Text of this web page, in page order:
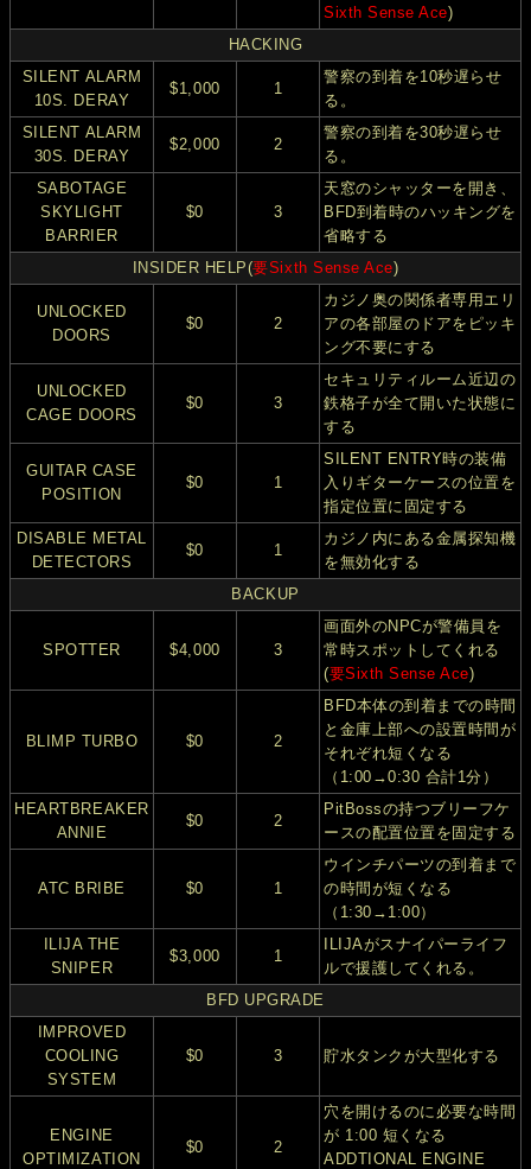
Sixth Sense Ace)
HACKING
SILENT ALARM
10S. DERAY
$1,000 1
警察の到着を10秒遅らせ
る。
SILENT ALARM
30S. DERAY
$2,000 2
警察の到着を30秒遅らせ
る。
SABOTAGE
SKYLIGHT
BARRIER
$0 3
天窓のシャッターを開き、
BFD到着時のハッキングを
省略する
INSIDER HELP(要Sixth Sense Ace)
UNLOCKED
DOORS
$0 2
カジノ奥の関係者専用エリ
アの各部屋のドアをピッキ
ング不要にする
UNLOCKED
CAGE DOORS
$0 3
セキュリティルーム近辺の
鉄格子が全て開いた状態に
する
GUITAR CASE
POSITION
$0 1
SILENT ENTRY時の装備
入りギターケースの位置を
指定位置に固定する
DISABLE METAL
DETECTORS
$0 1
カジノ内にある金属探知機
を無効化する
BACKUP
SPOTTER $4,000 3
画面外のNPCが警備員を
常時スポットしてくれる
(要Sixth Sense Ace)
BLIMP TURBO $0 2
BFD本体の到着までの時間
と金庫上部への設置時間が
それぞれ短くなる
（1:00→0:30 合計1分）
HEARTBREAKER
ANNIE
$0 2
PitBossの持つブリーフケ
ースの配置位置を固定する
ATC BRIBE $0 1
ウインチパーツの到着まで
の時間が短くなる
（1:30→1:00）
ILIJA THE
SNIPER
$3,000 1
ILIJAがスナイパーライフ
ルで援護してくれる。
BFD UPGRADE
IMPROVED
COOLING
SYSTEM
$0 3 貯水タンクが大型化する
ENGINE
OPTIMIZATION
$0 2
穴を開けるのに必要な時間
が 1:00 短くなる
ADDTIONAL ENGINE